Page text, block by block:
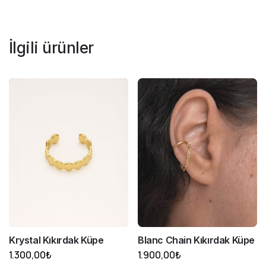
İlgili ürünler
Krystal Kıkırdak Küpe
1.300,00₺
Blanc Chain Kıkırdak Küpe
1.900,00₺